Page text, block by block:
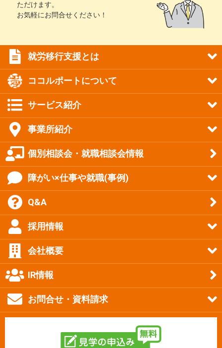
ただけます。
お気軽にお問合せください！
就労移行支援とは
ココルポートについて
サービス紹介
事業所紹介
個別相談会・就職相談会情報
障がい×仕事や就職(事例)
Q&A
採用情報
会社概要
IR情報
お問合せ・資料請求